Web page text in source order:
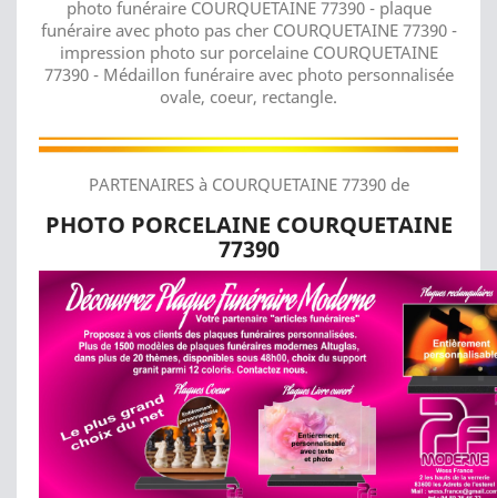
photo funéraire COURQUETAINE 77390 - plaque
funéraire avec photo pas cher COURQUETAINE 77390 -
impression photo sur porcelaine COURQUETAINE
77390 - Médaillon funéraire avec photo personnalisée
ovale, coeur, rectangle.
PARTENAIRES à COURQUETAINE 77390 de
PHOTO PORCELAINE COURQUETAINE
77390